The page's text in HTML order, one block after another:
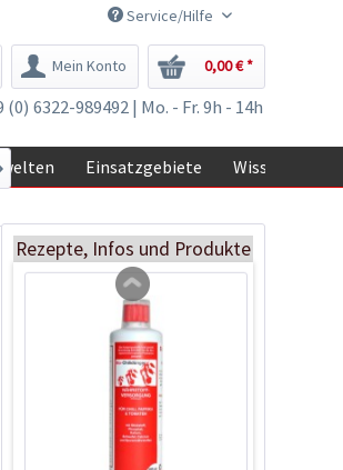
Service/Hilfe
Mein Konto 0,00 € *
(0) 6322-989492 | Mo. - Fr. 9h - 14h
Einsatzgebiete Wissen
Rezepte, Infos und Produkte
Schraubdose zur
0,29 € *